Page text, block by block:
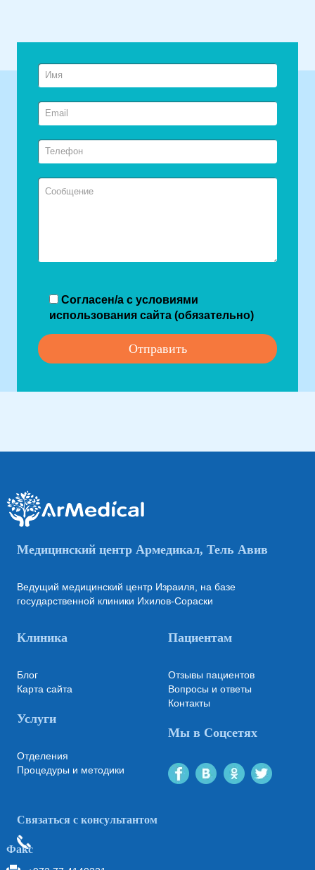
Согласен/а с условиями
использования сайта (обязательно)
Медицинский центр Армедикал, Тель Авив
Ведущий медицинский центр Израиля, на базе
государственной клиники Ихилов-Сораски
Клиника
Блог
Карта сайта
Услуги
Отделения
Процедуры и методики
Пациентам
Отзывы пациентов
Вопросы и ответы
Контакты
Мы в Соцсетях
Связаться с консультантом
Факс